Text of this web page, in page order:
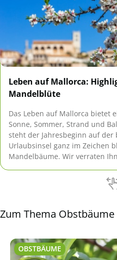
Leben auf Mallorca:
Mandelblüte
Das Leben auf Mallorca bietet
Sonne, Sommer, Strand und
steht der Jahresbeginn auf der
Urlaubsinsel ganz im Zeichen
Mandelbäume. Wir verraten
Zum Thema Obstbäume
OBSTBÄUME